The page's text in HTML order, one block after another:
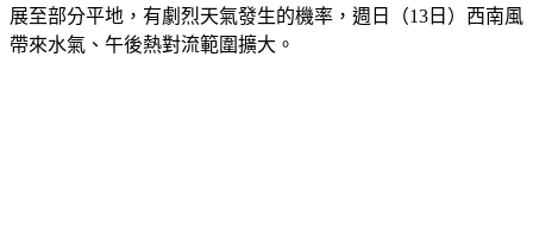
（12日）台灣附近水氣多、午後有熱對流在近山區發展，並擴
展至部分平地，有劇烈天氣發生的機率，週日（13日）西南風